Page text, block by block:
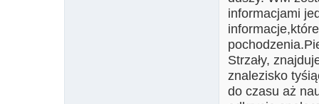
informacjami
Strzały,
znalezisko
do czasu aż